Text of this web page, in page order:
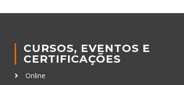
CURSOS, EVENTOS E
CERTIFICAÇÕES
Online